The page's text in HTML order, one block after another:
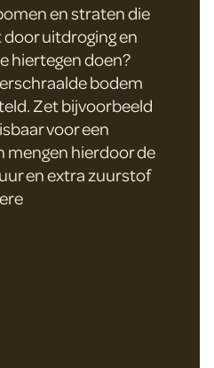
en straten die
door uitdroging en
hiertegen doen?
bodem
Zet bijvoorbeeld
voor een
mengen hierdoor de
en extra zuurstof